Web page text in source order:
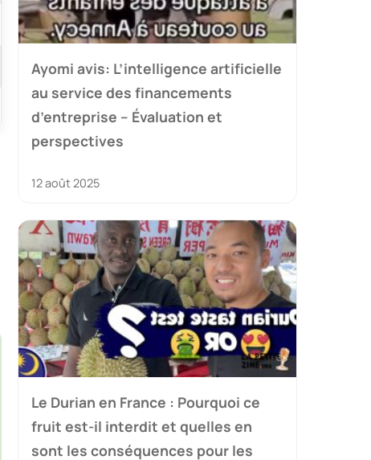
Ayomi avis: L’intelligence artificielle
au service des financements
d’entreprise – Évaluation et
perspectives
12 août 2025
Le Durian en France : Pourquoi ce
fruit est-il interdit et quelles en
sont les conséquences pour les